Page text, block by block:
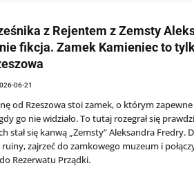
z Rejentem z Zemsty
fikcja. Zamek Kamieniec to
06-21
od Rzeszowa stoi zamek, o którym
go nie widziało. To tutaj rozegrał się
stał się kanwą „Zemsty” Aleksandra Fredry.
zajrzeć do zamkowego muzeum i
Rezerwatu Prządki.